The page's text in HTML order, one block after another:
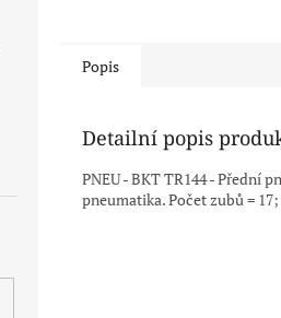
Popis
Detailní popis
PNEU - BKT TR144 - Přední
pneumatika. Počet zubů =